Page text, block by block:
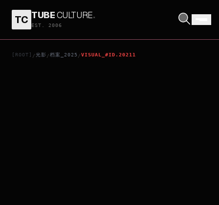
TC TUBECULTURE.
EST. 2006
[ROOT] /光影 /档案_2025 /VISUAL_#ID.20211
SUMMER POCKETS THEATRICAL EDITION 4